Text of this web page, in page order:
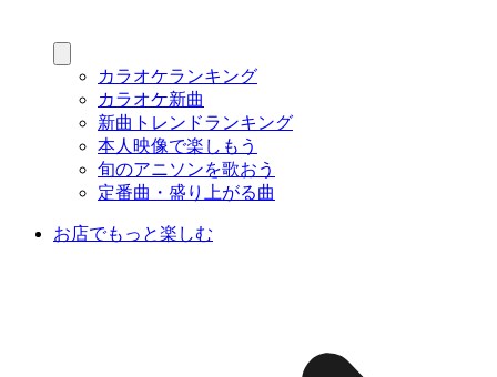
カラオケランキング
カラオケ新曲
新曲トレンドランキング
本人映像で楽しもう
旬のアニソンを歌おう
定番曲・盛り上がる曲
お店でもっと楽しむ